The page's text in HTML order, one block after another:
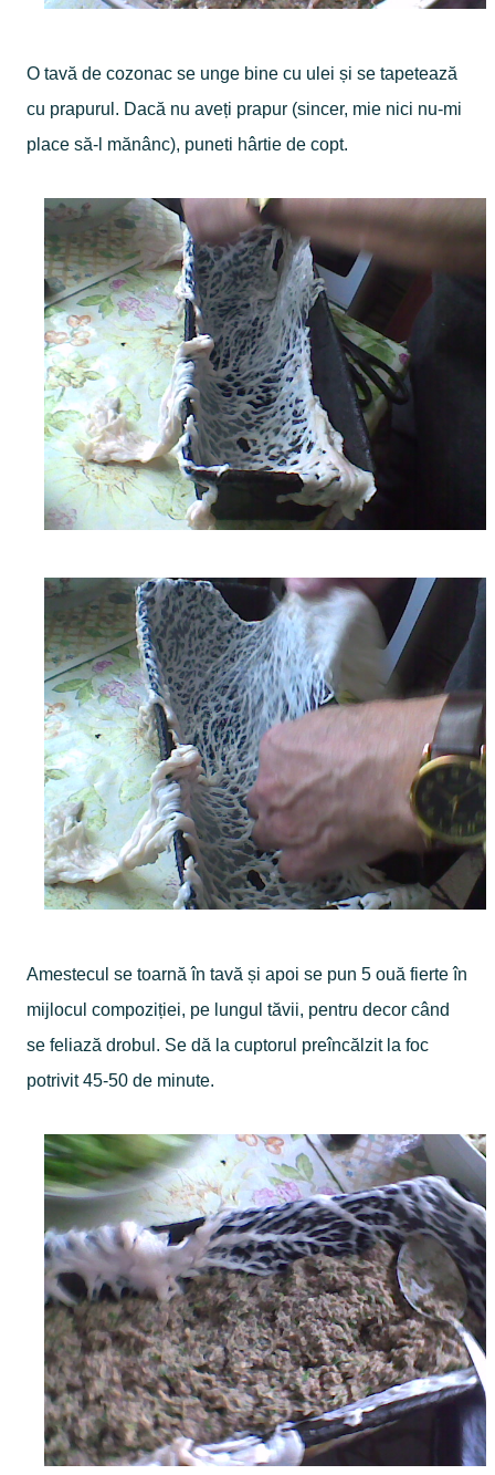
O tavă de cozonac se unge bine cu ulei și se tapetează
cu prapurul. Dacă nu aveți prapur (sincer, mie nici nu-mi
place să-l mănânc), puneti hârtie de copt.
Amestecul se toarnă în tavă și apoi se pun 5 ouă fierte în
mijlocul compoziției, pe lungul tăvii, pentru decor când
se feliază drobul. Se dă la cuptorul preîncălzit la foc
potrivit 45-50 de minute.